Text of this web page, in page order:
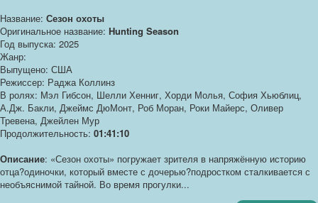
Название: Сезон охоты
Оригинальное название: Hunting Season
Год выпуска: 2025
Жанр:
Выпущено: США
Режиссер: Раджа Коллинз
В ролях: Мэл Гибсон, Шелли Хенниг, Хорди Молья, София Хьюблиц,
А.Дж. Бакли, Джеймс ДюМонт, Роб Моран, Роки Майерс, Оливер
Тревена, Джейлен Мур
Продолжительность: 01:41:10
Описание: «Сезон охоты» погружает зрителя в напряжённую историю
отца?одиночки, который вместе с дочерью?подростком сталкивается с
необъяснимой тайной. Во время прогулки...